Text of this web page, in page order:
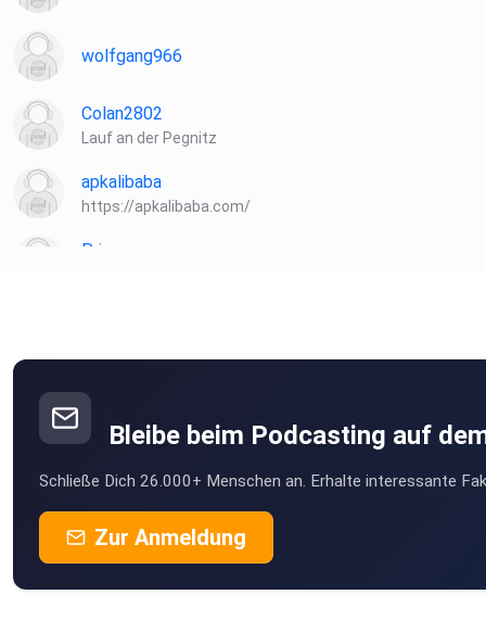
wolfgang966
Colan2802
Lauf an der Pegnitz
apkalibaba
https://apkalibaba.com/
Priamos
Turkan
münchen
Horoe
Go
Bleibe beim Podcasting auf
Schließe Dich 26.000+ Menschen an. Erhalte interessante
Zur Anmeldung